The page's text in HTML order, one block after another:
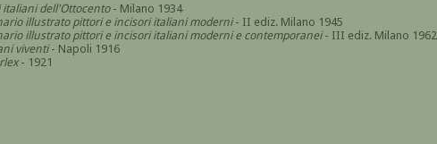
italiani dell'Ottocento- Milano 1934
illustrato pittori e incisori italiani moderni- II ediz. Milano 1945
illustrato pittori e incisori italiani moderni e contemporanei- III ediz. Milano 1962
viventi- Napoli 1916
- 1921